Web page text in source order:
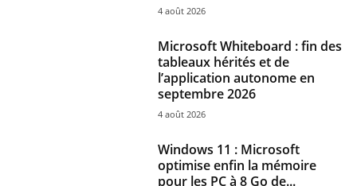
4 août 2026
Microsoft Whiteboard : fin des
tableaux hérités et de
l’application autonome en
septembre 2026
4 août 2026
Windows 11 : Microsoft
optimise enfin la mémoire
pour les PC à 8 Go de...